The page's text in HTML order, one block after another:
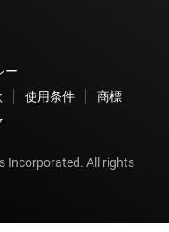
ー
使用条件
商標
Incorporated. All rights